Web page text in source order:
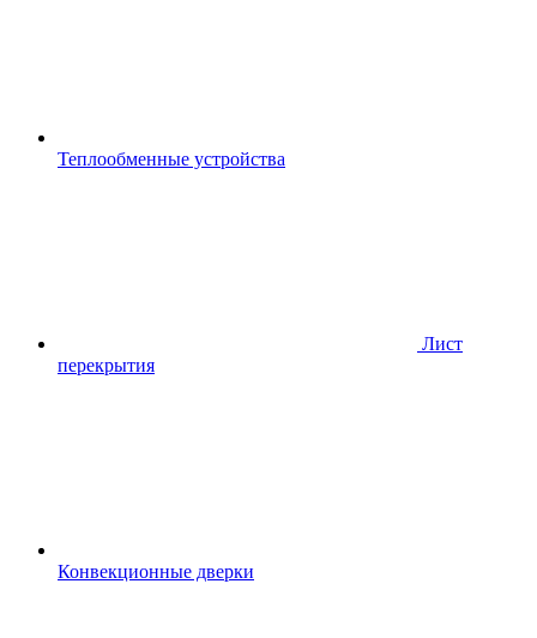
Теплообменные устройства
Лист
перекрытия
Конвекционные дверки